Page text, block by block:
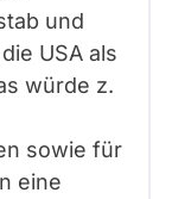
und
USA als
würde z.
sowie für
eine